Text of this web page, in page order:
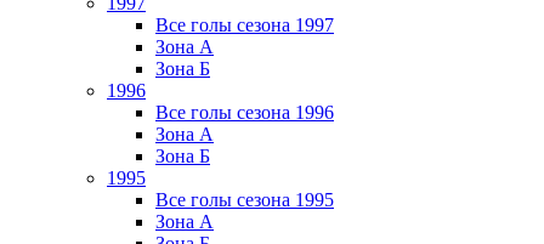
Все голы сезона 1997
Зона А
Зона Б
1996
Все голы сезона 1996
Зона А
Зона Б
1995
Все голы сезона 1995
Зона А